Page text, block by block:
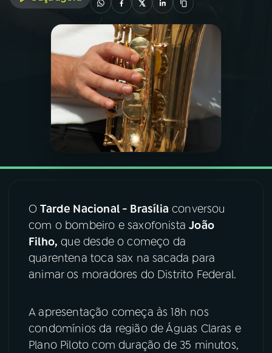
PROGRAMAÇÃO
PROGRAMAS
PODCASTS
VIDEOCASTS
ACOMPANHE A RÁDIO NACIONAL
Instagram X
OTarde Nacional - Brasília conversou
com o bombeiro e saxofonistaJoão
Filho, que desde o começo da
quarentena toca sax na sacada para
animar os moradores do Distrito Federal.
A apresentação começa às 18h nos
condomínios da região de Águas Claras e
Plano Piloto com duração de 35 minutos,